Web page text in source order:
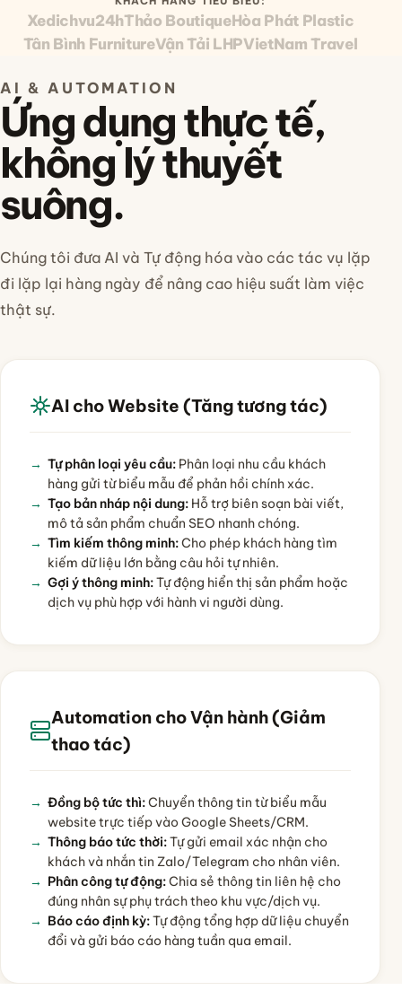
Xedichvu24hThảo BoutiqueHòa Phát Plastic
Tân Bình FurnitureVận Tải LHPVietNam Travel
AI & AUTOMATION
Ứng dụng thực tế,
không lý thuyết
suông.
Chúng tôi đưa AI và Tự động hóa vào các tác vụ lặp
đi lặp lại hàng ngày để nâng cao hiệu suất làm việc
thật sự.
AI cho Website (Tăng tương tác)
Tự phân loại yêu cầu: Phân loại nhu cầu khách
hàng gửi từ biểu mẫu để phản hồi chính xác.
Tạo bản nháp nội dung: Hỗ trợ biên soạn bài viết,
mô tả sản phẩm chuẩn SEO nhanh chóng.
Tìm kiếm thông minh:Cho phép khách hàng tìm
kiếm dữ liệu lớn bằng câu hỏi tự nhiên.
Gợi ý thông minh:Tự động hiển thị sản phẩm hoặc
dịch vụ phù hợp với hành vi người dùng.
Automation cho Vận hành (Giảm
thao tác)
Đồng bộ tức thì:Chuyển thông tin từ biểu mẫu
website trực tiếp vào Google Sheets/CRM.
Thông báo tức thời:Tự gửi email xác nhận cho
khách và nhắn tin Zalo/Telegram cho nhân viên.
Phân công tự động:Chia sẻ thông tin liên hệ cho
đúng nhân sự phụ trách theo khu vực/dịch vụ.
Báo cáo định kỳ:Tự động tổng hợp dữ liệu chuyển
đổi và gửi báo cáo hàng tuần qua email.